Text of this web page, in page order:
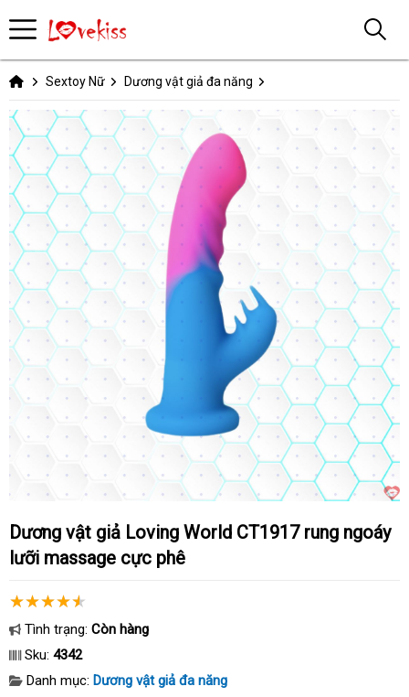
Sextoy Nữ Dương vật giả đa năng
Dương vật giả Loving World CT1917 rung ngoáy
lưỡi massage cực phê
Tình trạng: Còn hàng
Sku: 4342
Danh mục: Dương vật giả đa năng